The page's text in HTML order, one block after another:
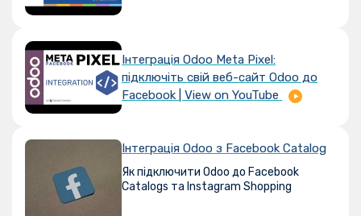
Інтеграція Odoo Meta Pixel:
підключіть свій веб-сайт Odoo до
Facebook | View on YouTube
Інтеграція Odoo з Facebook Catalog
Як підключити Odoo до Facebook
Catalogs та Instagram Shopping